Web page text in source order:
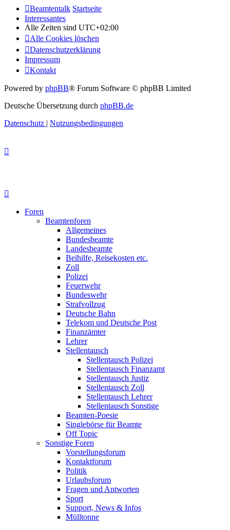
Beamtentalk Startseite
Interessantes
Alle Zeiten sind UTC+02:00
Alle Cookies löschen
Datenschutzerklärung
Impressum
Kontakt
Powered by phpBB® Forum Software © phpBB Limited
Deutsche Übersetzung durch phpBB.de
Datenschutz | Nutzungsbedingungen
Foren
Beamtenforen
Allgemeines
Bundesbeamte
Landesbeamte
Beihilfe, Reisekosten etc.
Zoll
Polizei
Feuerwehr
Bundeswehr
Strafvollzug
Deutsche Bahn
Telekom und Deutsche Post
Finanzämter
Lehrer
Stellentausch
Stellentausch Polizei
Stellentausch Finanzamt
Stellentausch Justiz
Stellentausch Zoll
Stellentausch Lehrer
Stellentausch Sonstige
Beamten-Poesie
Singlebörse für Beamte
Off Topic
Sonstige Foren
Vorstellungsforum
Kontaktforum
Politik
Urlaubsforum
Fragen und Antworten
Sport
Support, News & Infos
Mülltonne